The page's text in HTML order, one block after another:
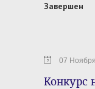
Завершен
07
Конкурс